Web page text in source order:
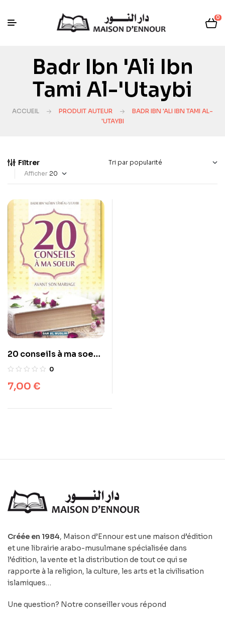
0
Badr Ibn 'Ali Ibn
Tami Al-'Utaybi
ACCUEIL PRODUIT AUTEUR
BADR IBN 'ALI IBN TAMI AL-
'UTAYBI
Filtrer
Afficher
20 conseils à ma soeur
avant son mariage dar
0
7,00 €
Créée en 1984, Maison d’Ennour est une maison d’édition
et une librairie arabo-musulmane spécialisée dans
l’édition, la vente et la distribution de tout ce qui se
rapporte à la religion, la culture, les arts et la civilisation
islamiques…
Une question? Notre conseiller vous répond